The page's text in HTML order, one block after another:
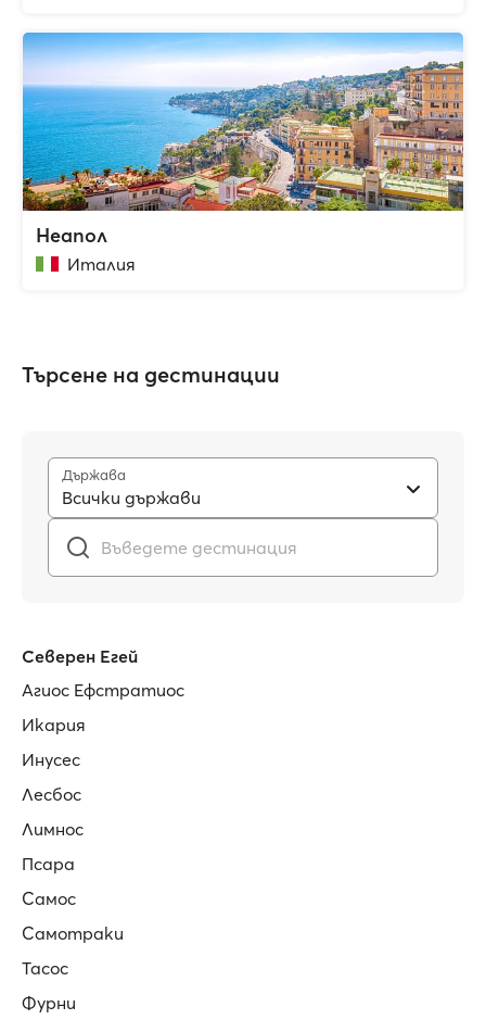
Неапол
Италия
Търсене на дестинации
Държава
Всички държави
Северен Егей
Агиос Ефстратиос
Икария
Инусес
Лесбос
Лимнос
Псара
Самос
Самотраки
Тасос
Фурни